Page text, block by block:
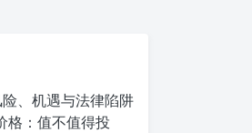
、机遇与法律陷阱
格：值不值得投